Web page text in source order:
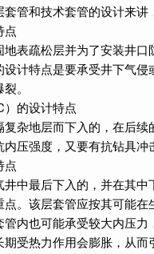
管和技术套管的设计来讲
点
表疏松层并为了安装井口
设计特点是要承受井下气
。
）的设计特点
复杂地层而下入的，在后
压强度，又要有抗钻具冲
点
井中最后下入的，并在其
点。该层套管应按其可能
管内也可能承受较大内压
受热力作用会膨胀，从而